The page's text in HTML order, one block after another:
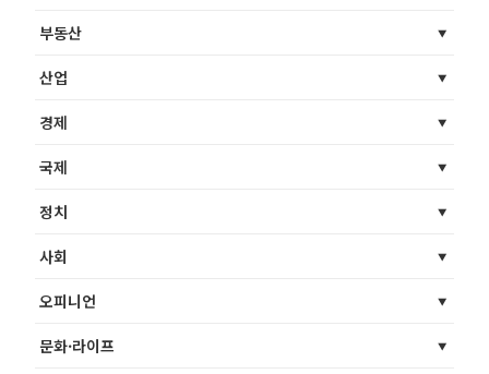
부동산
산업
경제
국제
정치
사회
오피니언
문화·라이프